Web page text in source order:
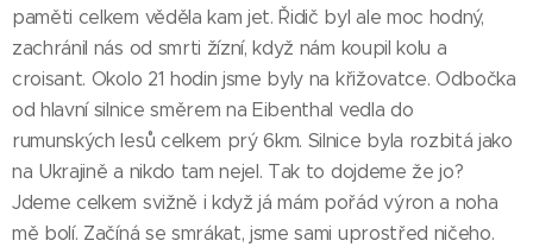
paměti celkem věděla kam jet. Řidič byl ale moc hodný,
zachránil nás od smrti žízní, když nám koupil kolu a
croisant. Okolo 21 hodin jsme byly na křižovatce. Odbočka
od hlavní silnice směrem na Eibenthal vedla do
rumunských lesů celkem prý 6km. Silnice byla rozbitá jako
na Ukrajině a nikdo tam nejel. Tak to dojdeme že jo?
Jdeme celkem svižně i když já mám pořád výron a noha
mě bolí. Začíná se smrákat, jsme sami uprostřed ničeho.